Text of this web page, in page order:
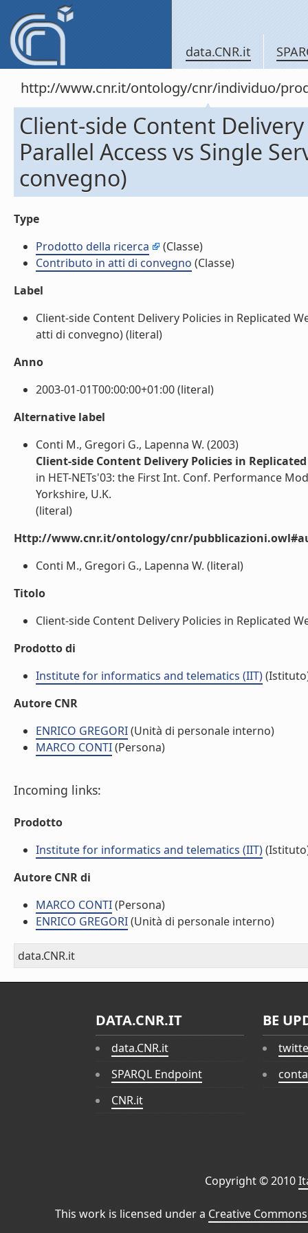
data.CNR.it
http://www.cnr.it/ontology/cnr/individuo/
Client-side Content
Parallel Access vs Single
convegno)
Type
Prodotto della ricerca
(Classe)
Contributo in atti di convegno (Classe)
Label
Client-side Content Delivery Policies in Replicated
atti di convegno) (literal)
Anno
2003-01-01T00:00:00+01:00 (literal)
Alternative label
Conti M., Gregori G., Lapenna W. (2003)
Client-side Content Delivery Policies in
in HET-NETs'03: the First Int. Conf. Performance
Yorkshire, U.K.
(literal)
Http://www.cnr.it/ontology/cnr/
Conti M., Gregori G., Lapenna W. (literal)
Titolo
Client-side Content Delivery Policies in Replicated
Prodotto di
Institute for informatics and telematics (IIT)
Autore CNR
ENRICO GREGORI(Unità di personale interno)
MARCO CONTI(Persona)
Incoming links:
Prodotto
Institute for informatics and telematics (IIT)
Autore CNR di
MARCO CONTI(Persona)
ENRICO GREGORI(Unità di personale interno)
data.CNR.it
DATA.CNR.IT
data.CNR.it
SPARQL Endpoint
CNR.it
BE
Copyright © 2010
This work is licensed under a Creative